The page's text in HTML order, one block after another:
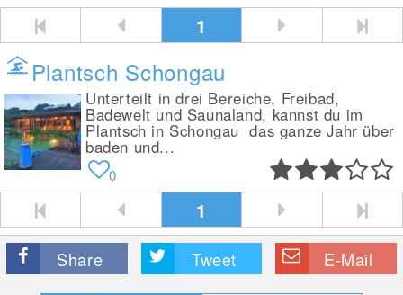
1
Plantsch Schongau
Unterteilt in drei Bereiche, Freibad,
Badewelt und Saunaland, kannst du im
Plantsch in Schongau das ganze Jahr über
baden und...
0
1
Share Tweet E-Mail